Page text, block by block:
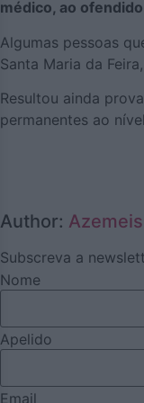
médico, ao
Algumas pessoas
Santa Maria da
Resultou ainda
permanentes ao
Author:
Subscreva a
Nome
Apelido
Email